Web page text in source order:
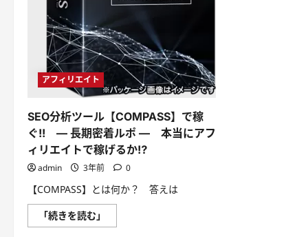
アフィリエイト
SEO分析ツール【COMPASS】で稼
ぐ!! — 長期密着ルポ — 本当にアフ
ィリエイトで稼げるか⁉
admin 3年前 0
【COMPASS】とは何か？ 答えは
「続きを読む」
分